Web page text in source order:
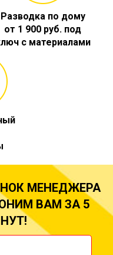
Разводка по дому
от 1 900 руб. под
с материалами
МЕНЕДЖЕРА
ВАМ ЗА 5